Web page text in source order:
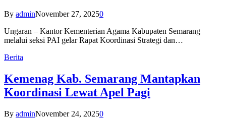
By adminNovember 27, 20250
Ungaran – Kantor Kementerian Agama Kabupaten Semarang
melalui seksi PAI gelar Rapat Koordinasi Strategi dan…
Berita
Kemenag Kab. Semarang Mantapkan
Koordinasi Lewat Apel Pagi
By adminNovember 24, 20250